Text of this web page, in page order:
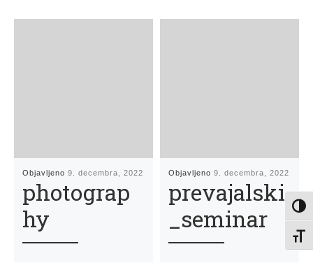
Objavljeno9. decembra, 2022
photograp
hy
Objavljeno9. decembra, 2022
prevajalski
_seminar